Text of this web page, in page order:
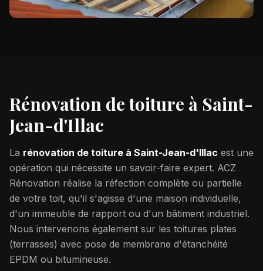
Rénovation de toiture à Saint-
Jean-d'Illac
La rénovation de toiture à Saint-Jean-d'Illac est une
opération qui nécessite un savoir-faire expert. ACZ
Rénovation réalise la réfection complète ou partielle
de votre toit, qu'il s'agisse d'une maison individuelle,
d'un immeuble de rapport ou d'un bâtiment industriel.
Nous intervenons également sur les toitures plates
(terrasses) avec pose de membrane d'étanchéité
EPDM ou bitumineuse.